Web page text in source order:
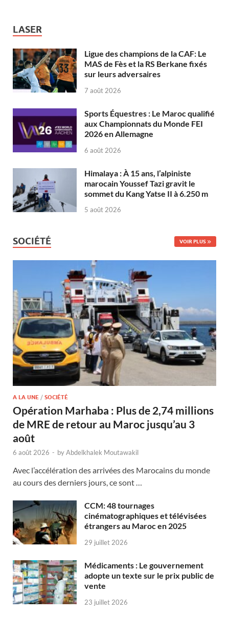
LASER
Ligue des champions de la CAF: Le
MAS de Fès et la RS Berkane fixés
sur leurs adversaires
7 août 2026
Sports Équestres : Le Maroc qualifié
aux Championnats du Monde FEI
2026 en Allemagne
6 août 2026
Himalaya : À 15 ans, l’alpiniste
marocain Youssef Tazi gravit le
sommet du Kang Yatse II à 6.250 m
5 août 2026
SOCIÉTÉ VOIR PLUS
A LA UNE / SOCIÉTÉ
Opération Marhaba : Plus de 2,74 millions
de MRE de retour au Maroc jusqu’au 3
août
6 août 2026 - byAbdelkhalek Moutawakil
Avec l’accélération des arrivées des Marocains du monde
au cours des derniers jours, ce sont …
CCM: 48 tournages
cinématographiques et télévisées
étrangers au Maroc en 2025
29 juillet 2026
Médicaments : Le gouvernement
adopte un texte sur le prix public de
vente
23 juillet 2026